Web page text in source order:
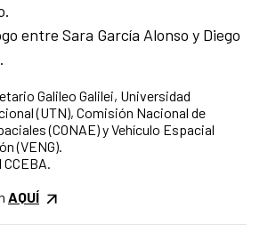
entre Sara García Alonso y Diego
Galileo Galilei, Universidad
(UTN), Comisión Nacional de
(CONAE) y Vehículo Espacial
(VENG).
AQUÍ